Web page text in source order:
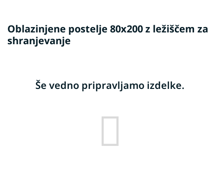
Oblazinjene postelje 80x200 z ležiščem za
shranjevanje
Še vedno pripravljamo izdelke.